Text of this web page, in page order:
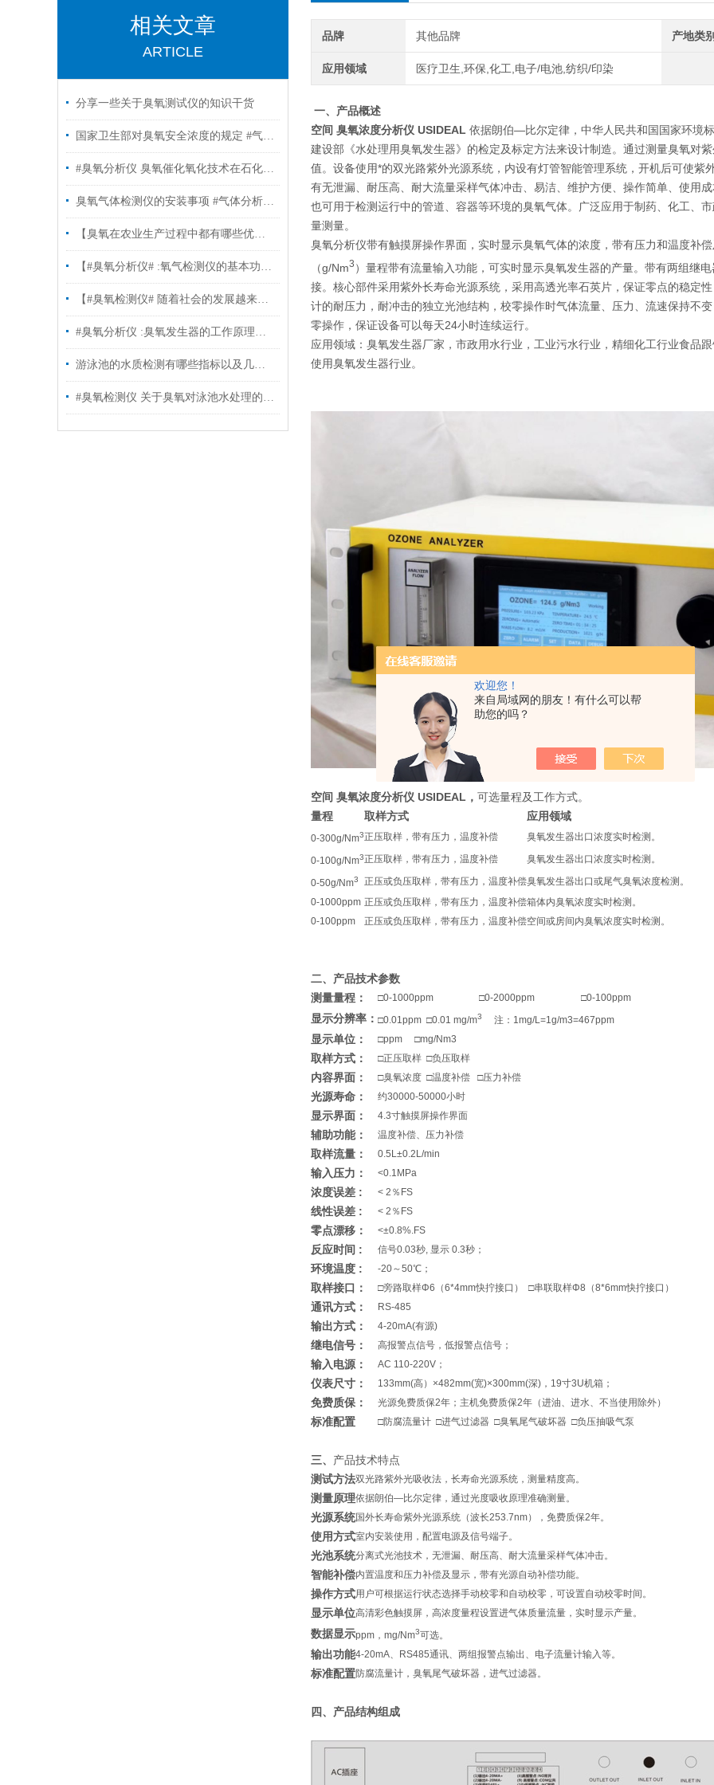
欢迎您！
来自局域网的朋友！有什么可以帮
助您的吗？
相关文章
ARTICLE
分享一些关于臭氧测试仪的知识干货
国家卫生部对臭氧安全浓度的规定 #气体分析仪
#臭氧分析仪 臭氧催化氧化技术在石化废水深度处理中的应用
臭氧气体检测仪的安装事项 #气体分析仪#
【臭氧在农业生产过程中都有哪些优势?】 #臭氧检测仪#
【#臭氧分析仪# :氧气检测仪的基本功能及其具备的优势？】
【#臭氧检测仪# 随着社会的发展越来越多地方应用的臭氧】
#臭氧分析仪 :臭氧发生器的工作原理和运用领域的功效
游泳池的水质检测有哪些指标以及几天更换一次? #水质臭氧检测仪
#臭氧检测仪 关于臭氧对泳池水处理的几点建议
品牌 其他品牌 产地类
应用领域 医疗卫生,环保,化工,电子/电池,纺织/印染
一、产品概述
空间 臭氧浓度分析仪 USIDEAL 依据朗伯—比尔定律，中华人民共和国国家环境
建设部《水处理用臭氧发生器》的检定及标定方法来设计制造。通过测量臭氧对
值。设备使用*的双光路紫外光源系统，内设有灯管智能管理系统，开机后可使
有无泄漏、耐压高、耐大流量采样气体冲击、易洁、维护方便、操作简单、使用
也可用于检测运行中的管道、容器等环境的臭氧气体。广泛应用于制药、化工、
量测量。
臭氧分析仪带有触摸屏操作界面，实时显示臭氧气体的浓度，带有压力和温度补
（g/Nm3 ）量程带有流量输入功能，可实时显示臭氧发生器的产量。带有两组继
接。核心部件采用紫外长寿命光源系统，采用高透光率石英片，保证零点的稳定
计的耐压力，耐冲击的独立光池结构，校零操作时气体流量、压力、流速保持不
零操作，保证设备可以每天24小时连续运行。
应用领域：臭氧发生器厂家，市政用水行业，工业污水行业，精细化工行业食品
使用臭氧发生器行业。
空间 臭氧浓度分析仪 USIDEAL ， 可选量程及工作方式。
量程
取样方式 应用领域
0-300g/Nm3正压取样，带有压力，温度补偿 臭氧发生器出口浓度实时检测。
0-100g/Nm3正压取样，带有压力，温度补偿 臭氧发生器出口浓度实时检测。
0-50g/Nm3 正压或负压取样，带有压力，温度补偿臭氧发生器出口或尾气臭氧浓度检测。
0-1000ppm 正压或负压取样，带有压力，温度补偿箱体内臭氧浓度实时检测。
0-100ppm
正压或负压取样，带有压力，温度补偿空间或房间内臭氧浓度实时检测。
二、产品技术参数
测量量程：
□0-1000ppm □0-2000ppm □0-100ppm
显示分辨率： □0.01ppm □0.01 mg/m3 注：1mg/L=1g/m3=467ppm
显示单位： □ppm □mg/Nm3
取样方式： □正压取样 □负压取样
内容界面： □臭氧浓度 □温度补偿 □压力补偿
光源寿命： 约30000-50000小时
显示界面： 4.3寸触摸屏操作界面
辅助功能： 温度补偿、压力补偿
取样流量： 0.5L±0.2L/min
输入压力： <0.1MPa
浓度误差 : < 2％FS
线性误差 : < 2％FS
零点漂移： <±0.8%.FS
反应时间 : 信号0.03秒, 显示 0.3秒；
环境温度 : -20～50℃；
取样接口： □旁路取样Φ6（6*4mm快拧接口） □串联取样Φ8（8*6mm快拧接口）
通讯方式： RS-485
输出方式： 4-20mA(有源)
继电信号： 高报警点信号，低报警点信号；
输入电源： AC 110-220V；
仪表尺寸： 133mm(高）×482mm(宽)×300mm(深)，19寸3U机箱；
免费质保： 光源免费质保2年；主机免费质保2年（进油、进水、不当使用除外）
标准配置 □防腐流量计 □进气过滤器 □臭氧尾气破坏器 □负压抽吸气泵
三、 产品技术特点
测试方法双光路紫外光吸收法，长寿命光源系统，测量精度高。
测量原理依据朗伯—比尔定律，通过光度吸收原理准确测量。
光源系统国外长寿命紫外光源系统（波长253.7nm），免费质保2年。
使用方式室内安装使用，配置电源及信号端子。
光池系统分离式光池技术，无泄漏、耐压高、耐大流量采样气体冲击。
智能补偿内置温度和压力补偿及显示，带有光源自动补偿功能。
操作方式用户可根据运行状态选择手动校零和自动校零，可设置自动校零时间。
显示单位高清彩色触摸屏，高浓度量程设置进气体质量流量，实时显示产量。
数据显示ppm，mg/Nm3可选。
输出功能4-20mA、RS485通讯、两组报警点输出、电子流量计输入等。
标准配置防腐流量计，臭氧尾气破坏器，进气过滤器。
四、产品结构组成